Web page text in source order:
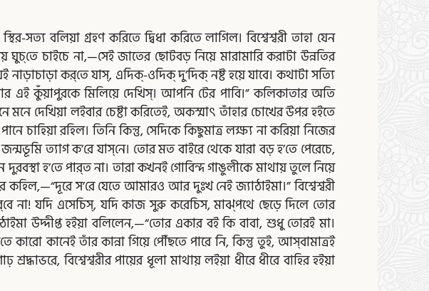
বলিয়া গ্রহণ করিতে দ্বিধা করিতে লাগিল। বিশ্বেশ্বরী তাহা যেন
চাইচে না,—সেই জাতের ছোটবড় নিয়ে মারামারি করাটা উন্নতির
কর্‌তে যাস্‌, এদিক্‌-ওদিক্‌ দু’দিক্‌ নষ্ট হয়ে যাবে। কথাটা সত্যি
এই কুঁয়াপুরকে মিলিয়ে দেখিস্‌। আপনি টের পাবি।” কলিকাতার অতি
মনে দেখিয়া লইবার চেষ্টা করিতেই, অকস্মাৎ তাঁহার চোখের উপর হইতে
চাহিয়া রহিল। তিনি কিন্তু, সেদিকে কিছুমাত্র লক্ষ্য না করিয়া নিজের
ত্যাগ ক’রে যাস্‌নে। তোর মত বাইরে থেকে যারা বড় হ’তে পেরেচে,
দুরবস্থা হ’তে পার্‌ত না। তারা কখনই গোবিন্দ গাঙুলীকে মাথায় তুলে নিয়ে
স’রে যেতে আমারও আর দুঃখ নেই জ্যাঠাইমা।” বিশ্বেশ্বরী
না! যদি এসেচিস্‌, যদি কাজ সুরু করেচিস, মাঝ্‌পথে ছেড়ে দিলে তোর
উদ্দীপ্ত হইয়া বলিলেন,—“তোর একার বই কি বাবা, শুধু তোরই মা।
কানেই তাঁর কান্না গিয়ে পৌঁছতে পারে নি, কিন্তু তুই, আস্‌বামাত্রই
বিশ্বেশ্বরীর পায়ের ধূলা মাথায় লইয়া ধীরে ধীরে বাহির হইয়া